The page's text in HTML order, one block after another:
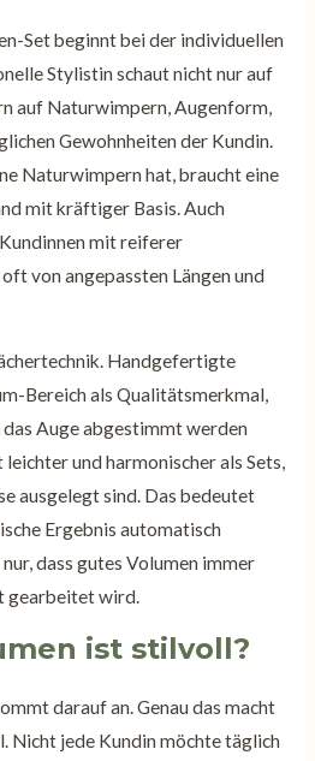
Set beginnt bei der individuellen
Stylistin schaut nicht nur auf
auf Naturwimpern, Augenform,
Gewohnheiten der Kundin.
Naturwimpern hat, braucht eine
mit kräftiger Basis. Auch
mit reiferer
von angepassten Längen und
Handgefertigte
Bereich als Qualitätsmerkmal,
Auge abgestimmt werden
und harmonischer als Sets,
ausgelegt sind. Das bedeutet
Ergebnis automatisch
dass gutes Volumen immer
gearbeitet wird.
ist stilvoll?
darauf an. Genau das macht
Nicht jede Kundin möchte täglich